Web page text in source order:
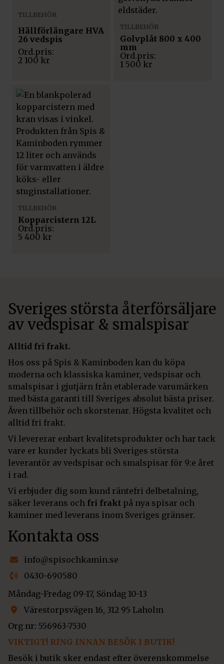
TILLBEHÖR
Hällförlängare HVA
26 vedspis
2 100 kr
TILLBEHÖR
Golvplåt 800 x 400
mm
1 500 kr
TILLBEHÖR
Kopparcistern 12L
5 400 kr
Sveriges största återförsäljare
av vedspisar & smalspisar
Alltid fri frakt.
Hos oss på Spis & Kaminboden kan du köpa
moderna och klassiska kaminer, vedspisar och
smalspisar i gjutjärn från etablerade varumärken
med bästa garanti till Sveriges absolut bästa priser.
Även tillbehör och skorstenar. Högsta kvalitet och
alltid fri frakt.
Vi levererar enbart kvalitetsprodukter och har tack
vare er kunder lyckats bli Sveriges största
leverantör av vedspisar och smalspisar för 9:e året
i rad.
Vi erbjuder dig som kund räntefri delbetalning,
säker leverans och fri frakt på nya spisar och
kaminer med leverans inom Sveriges gränser.
Kontakta oss
info@spisochkamin.se
0430-690580
Måndag-Fredag 09-17, Söndag 10-13
Värestorpsvägen 16, 312 95 Laholm
Org nr: 556963-7530
VIKTIGT! RING INNAN BESÖK I BUTIK!
Besök i butik sker endast efter överenskommelse